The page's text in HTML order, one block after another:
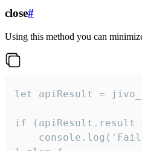
close#
Using this method you can
let apiResult =
if